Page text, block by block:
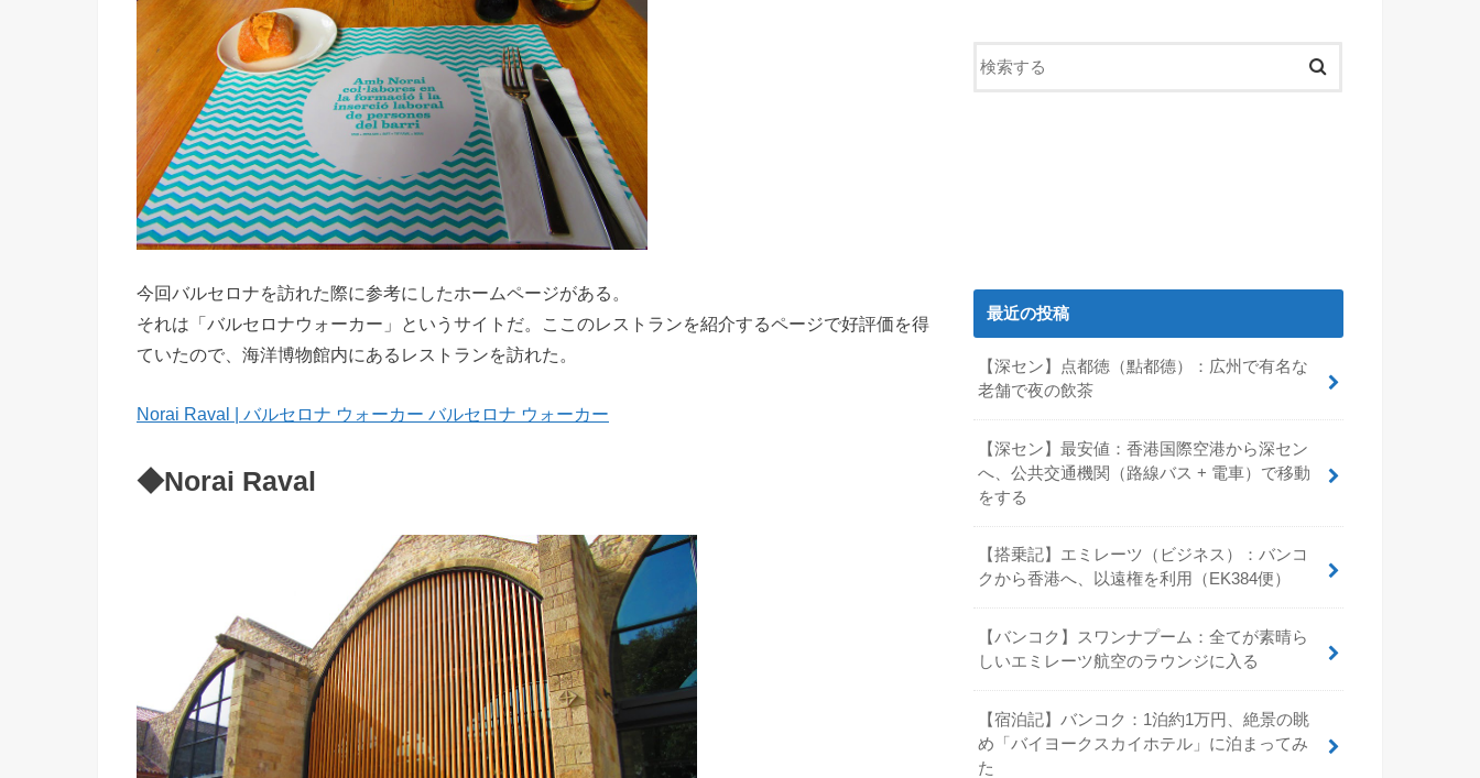
今回バルセロナを訪れた際に参考にしたホームページがある。
それは「バルセロナウォーカー」というサイトだ。ここのレストランを紹介するページで好評価を得
ていたので、海洋博物館内にあるレストランを訪れた。
Norai Raval | バルセロナ ウォーカー バルセロナ ウォーカー
◆Norai Raval
最近の投稿
【深セン】点都徳（點都德）：広州で有名な
老舗で夜の飲茶
【深セン】最安値：香港国際空港から深セン
へ、公共交通機関（路線バス + 電車）で移動
をする
【搭乗記】エミレーツ（ビジネス）：バンコ
クから香港へ、以遠権を利用（EK384便）
【バンコク】スワンナプーム：全てが素晴ら
しいエミレーツ航空のラウンジに入る
【宿泊記】バンコク：1泊約1万円、絶景の眺
め「バイヨークスカイホテル」に泊まってみ
た